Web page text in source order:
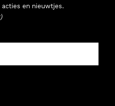
acties en nieuwtjes.